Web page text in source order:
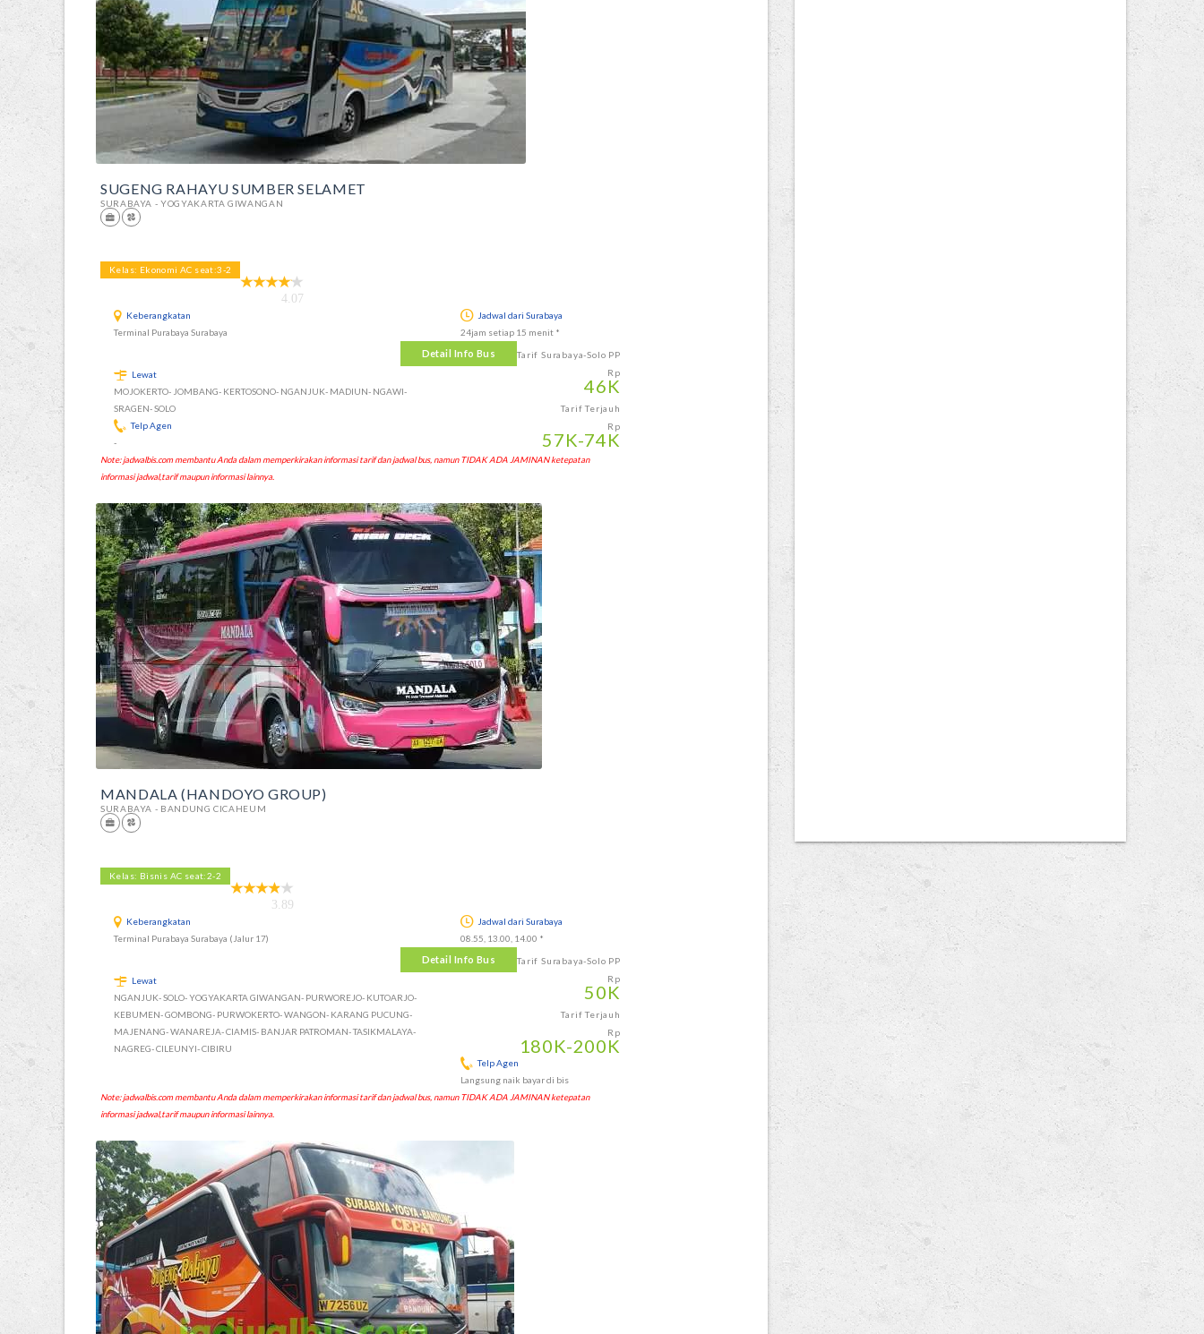
SUGENG RAHAYU SUMBER SELAMET
SURABAYA - YOGYAKARTA GIWANGAN
Kelas: Ekonomi AC seat:3-2
4.07
Keberangkatan
Terminal Purabaya Surabaya
Jadwal dari Surabaya
24jam setiap 15 menit *
Tarif Surabaya-Solo PP
Rp
46K
Tarif Terjauh
Rp
57K-74K
Detail Info Bus
Lewat
MOJOKERTO- JOMBANG- KERTOSONO- NGANJUK- MADIUN- NGAWI-
SRAGEN- SOLO
Telp Agen
-
Note: jadwalbis.com membantu Anda dalam memperkirakan informasi tarif dan jadwal bus, namun TIDAK ADA JAMINAN ketepatan
informasi jadwal,tarif maupun informasi lainnya.
MANDALA (HANDOYO GROUP)
SURABAYA - BANDUNG CICAHEUM
Kelas: Bisnis AC seat:2-2
3.89
Keberangkatan
Terminal Purabaya Surabaya (Jalur 17)
Jadwal dari Surabaya
08.55, 13.00, 14.00 *
Tarif Surabaya-Solo PP
Rp
50K
Tarif Terjauh
Rp
180K-200K
Detail Info Bus
Lewat
NGANJUK- SOLO- YOGYAKARTA GIWANGAN- PURWOREJO- KUTOARJO-
KEBUMEN- GOMBONG- PURWOKERTO- WANGON- KARANG PUCUNG-
MAJENANG- WANAREJA- CIAMIS- BANJAR PATROMAN- TASIKMALAYA-
NAGREG- CILEUNYI- CIBIRU
Telp Agen
Langsung naik bayar di bis
Note: jadwalbis.com membantu Anda dalam memperkirakan informasi tarif dan jadwal bus, namun TIDAK ADA JAMINAN ketepatan
informasi jadwal,tarif maupun informasi lainnya.